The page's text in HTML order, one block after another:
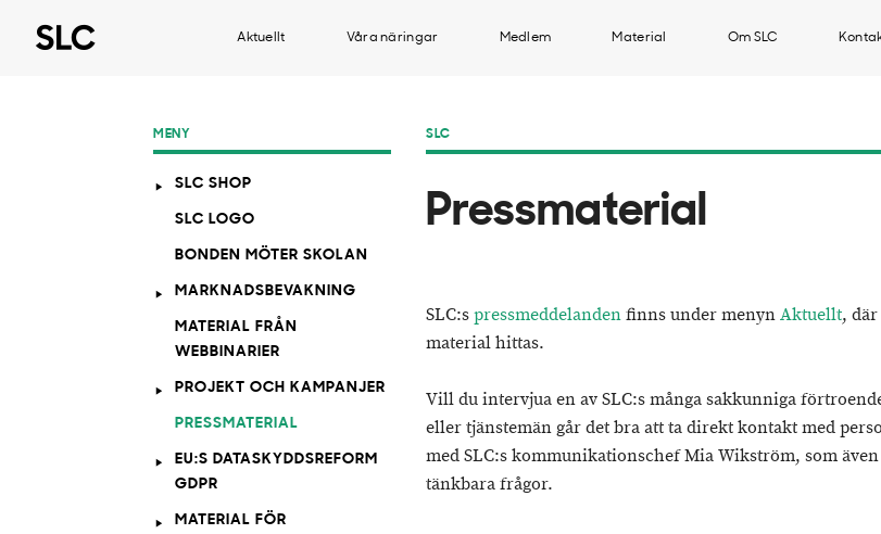
Aktuellt Våra näringar Medlem Material Om SLC
SLC
Pressmaterial
SLC:spressmeddelandenfinns under menynAktuellt,
material hittas.
Vill du intervjua en av SLC:s många sakkunniga
eller tjänstemän går det bra att ta direkt kontakt med
med SLC:s kommunikationschef Mia Wikström, som
tänkbara frågor.
MENY
SLC SHOP
SLC LOGO
BONDEN MÖTER SKOLAN
MARKNADSBEVAKNING
MATERIAL FRÅN
WEBBINARIER
PROJEKT OCH KAMPANJER
PRESSMATERIAL
EU:S DATASKYDDSREFORM
GDPR
MATERIAL FÖR